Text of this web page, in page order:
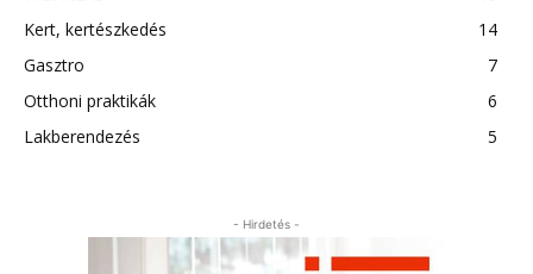
Kert, kertészkedés
14
Gasztro
7
Otthoni praktikák
6
Lakberendezés
5
- Hirdetés -